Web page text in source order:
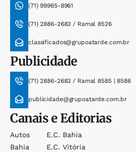
(71) 99965-8961
(71) 2886-2683 / Ramal 8526
classificados@grupoatarde.com.br
Publicidade
(71) 2886-2683 / Ramal 8585 | 8586
publicidade@grupoatarde.com.br
Canais e Editorias
Autos
Bahia
E.c. Bahia
E.c. Vitória